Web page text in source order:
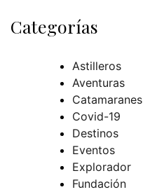
Categorías
Astilleros
Aventuras
Catamaranes
Covid-19
Destinos
Eventos
Explorador
Fundación